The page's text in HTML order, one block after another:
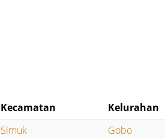
Kecamatan
Kelurahan
Simuk Gobo